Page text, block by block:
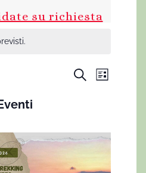
su richiesta
E
n
t
C
E
o
L
a